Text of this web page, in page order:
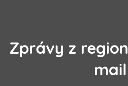
Zprávy z
mail